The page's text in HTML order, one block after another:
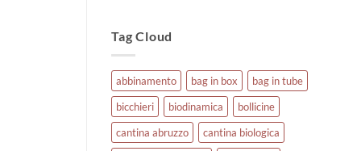
Tag Cloud
abbinamento bag in box
bag in tube
bicchieri
biodinamica
bollicine
cantina abruzzo
cantina biologica